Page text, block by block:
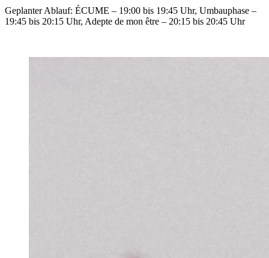
Geplanter Ablauf: ÉCUME – 19:00 bis 19:45 Uhr, Umbauphase –
19:45 bis 20:15 Uhr, Adepte de mon être – 20:15 bis 20:45 Uhr